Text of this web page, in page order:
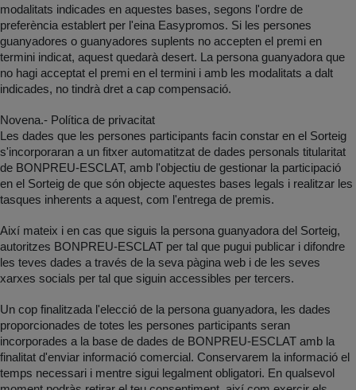
modalitats indicades en aquestes bases, segons l'ordre de
preferència establert per l'eina Easypromos. Si les persones
guanyadores o guanyadores suplents no accepten el premi en
termini indicat, aquest quedarà desert. La persona guanyadora que
no hagi acceptat el premi en el termini i amb les modalitats a dalt
indicades, no tindrà dret a cap compensació.
Novena.- Política de privacitat
Les dades que les persones participants facin constar en el Sorteig
s'incorporaran a un fitxer automatitzat de dades personals titularitat
de BONPREU-ESCLAT, amb l'objectiu de gestionar la participació
en el Sorteig de que són objecte aquestes bases legals i realitzar les
tasques inherents a aquest, com l'entrega de premis.
Així mateix i en cas que siguis la persona guanyadora del Sorteig,
autoritzes BONPREU-ESCLAT per tal que pugui publicar i difondre
les teves dades a través de la seva pàgina web i de les seves
xarxes socials per tal que siguin accessibles per tercers.
Un cop finalitzada l'elecció de la persona guanyadora, les dades
proporcionades de totes les persones participants seran
incorporades a la base de dades de BONPREU-ESCLAT amb la
finalitat d'enviar informació comercial. Conservarem la informació el
temps necessari i mentre sigui legalment obligatori. En qualsevol